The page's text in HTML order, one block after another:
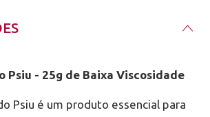
Psiu - 25g de Baixa Viscosidade
Psiu é um produto essencial para